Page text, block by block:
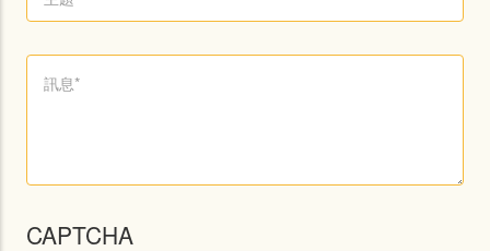
CAPTCHA